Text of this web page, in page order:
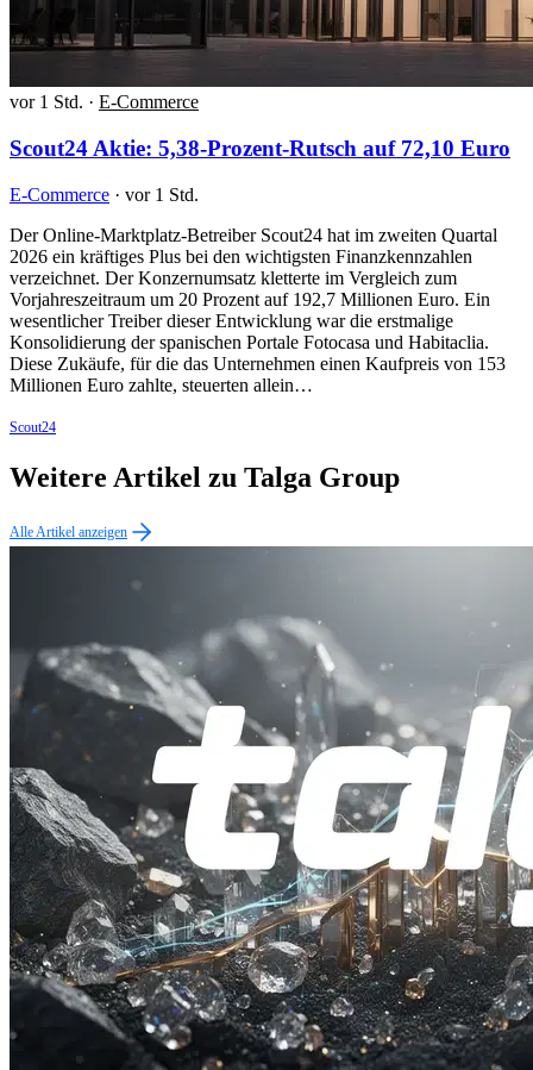
vor 1 Std. · E-Commerce
Scout24 Aktie: 5,38-Prozent-Rutsch auf 72,10 Euro
E-Commerce · vor 1 Std.
Der Online-Marktplatz-Betreiber Scout24 hat im zweiten Quartal
2026 ein kräftiges Plus bei den wichtigsten Finanzkennzahlen
verzeichnet. Der Konzernumsatz kletterte im Vergleich zum
Vorjahreszeitraum um 20 Prozent auf 192,7 Millionen Euro. Ein
wesentlicher Treiber dieser Entwicklung war die erstmalige
Konsolidierung der spanischen Portale Fotocasa und Habitaclia.
Diese Zukäufe, für die das Unternehmen einen Kaufpreis von 153
Millionen Euro zahlte, steuerten allein…
Scout24
Weitere Artikel zu Talga Group
Alle Artikel anzeigen